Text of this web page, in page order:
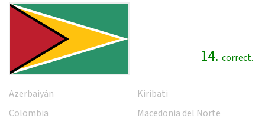
14. correct.
Azerbaiyán
Colombia
Kiribati
Macedonia del Norte